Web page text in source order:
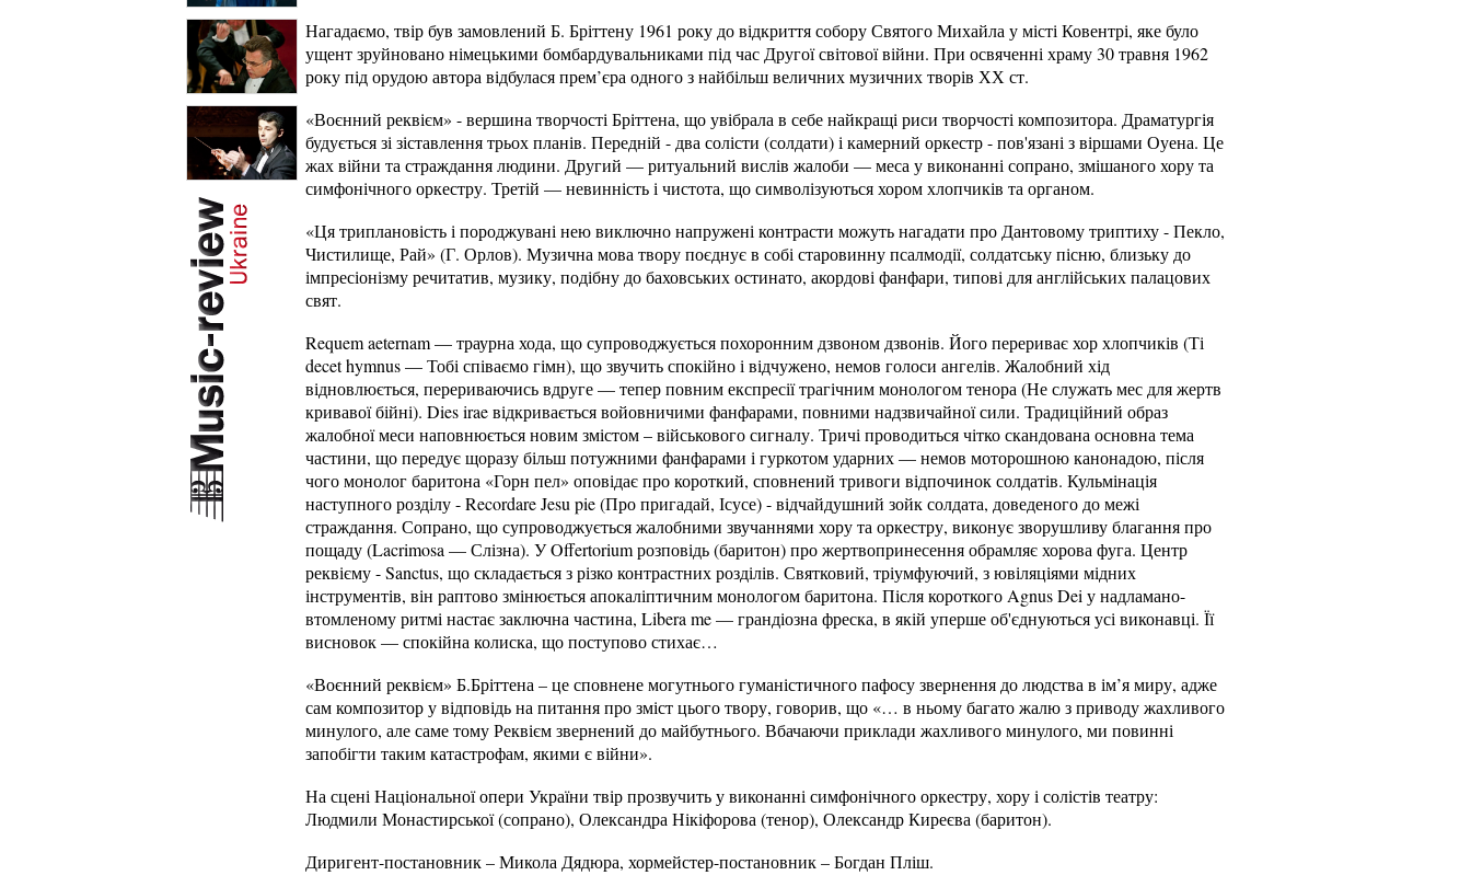
Нагадаємо, твір був замовлений Б. Бріттену 1961 року до відкриття собору Святого Михайла у місті Ковентрі, яке було
ущент зруйновано німецькими бомбардувальниками під час Другої світової війни. При освяченні храму 30 травня 1962
року під орудою автора відбулася прем’єра одного з найбільш величних музичних творів ХХ ст.
«Воєнний реквієм» - вершина творчості Бріттена, що увібрала в себе найкращі риси творчості композитора. Драматургія
будується зі зіставлення трьох планів. Передній - два солісти (солдати) і камерний оркестр - пов'язані з віршами Оуена. Це
жах війни та страждання людини. Другий — ритуальний вислів жалоби — меса у виконанні сопрано, змішаного хору та
симфонічного оркестру. Третій — невинність і чистота, що символізуються хором хлопчиків та органом.
«Ця триплановість і породжувані нею виключно напружені контрасти можуть нагадати про Дантовому триптиху - Пекло,
Чистилище, Рай» (Г. Орлов). Музична мова твору поєднує в собі старовинну псалмодії, солдатську пісню, близьку до
імпресіонізму речитатив, музику, подібну до баховських остинато, акордові фанфари, типові для англійських палацових
свят.
Requem aeternam — траурна хода, що супроводжується похоронним дзвоном дзвонів. Його перериває хор хлопчиків (Ті
decet hymnus — Тобі співаємо гімн), що звучить спокійно і відчужено, немов голоси ангелів. Жалобний хід
відновлюється, перериваючись вдруге — тепер повним експресії трагічним монологом тенора (Не служать мес для жертв
кривавої бійні). Dies irae відкривається войовничими фанфарами, повними надзвичайної сили. Традиційний образ
жалобної меси наповнюється новим змістом – військового сигналу. Тричі проводиться чітко скандована основна тема
частини, що передує щоразу більш потужними фанфарами і гуркотом ударних — немов моторошною канонадою, після
чого монолог баритона «Горн пел» оповідає про короткий, сповнений тривоги відпочинок солдатів. Кульмінація
наступного розділу - Recordare Jesu pie (Про пригадай, Ісусе) - відчайдушний зойк солдата, доведеного до межі
страждання. Сопрано, що супроводжується жалобними звучаннями хору та оркестру, виконує зворушливу благання про
пощаду (Lacrimosa — Слізна). У Offertorium розповідь (баритон) про жертвопринесення обрамляє хорова фуга. Центр
реквієму - Sanctus, що складається з різко контрастних розділів. Святковий, тріумфуючий, з ювіляціями мідних
інструментів, він раптово змінюється апокаліптичним монологом баритона. Після короткого Agnus Dei у надламано-
втомленому ритмі настає заключна частина, Libera me — грандіозна фреска, в якій уперше об'єднуються усі виконавці. Її
висновок — спокійна колиска, що поступово стихає…
«Воєнний реквієм» Б.Бріттена – це сповнене могутнього гуманістичного пафосу звернення до людства в ім’я миру, адже
сам композитор у відповідь на питання про зміст цього твору, говорив, що «… в ньому багато жалю з приводу жахливого
минулого, але саме тому Реквієм звернений до майбутнього. Вбачаючи приклади жахливого минулого, ми повинні
запобігти таким катастрофам, якими є війни».
На сцені Національної опери України твір прозвучить у виконанні симфонічного оркестру, хору і солістів театру:
Людмили Монастирської (сопрано), Олександра Нікіфорова (тенор), Олександр Киреєва (баритон).
Диригент-постановник – Микола Дядюра, хормейстер-постановник – Богдан Пліш.